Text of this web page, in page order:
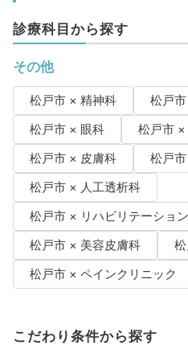
診療科目から探す
その他
松戸市 × 精神科
松戸
松戸市 × 眼科
松戸市 ×
松戸市 × 皮膚科
松戸
松戸市 × 人工透析科
松戸市 × リハビリテーショ
松戸市 × 美容皮膚科
松戸市 × ペインクリニック
こだわり条件から探す